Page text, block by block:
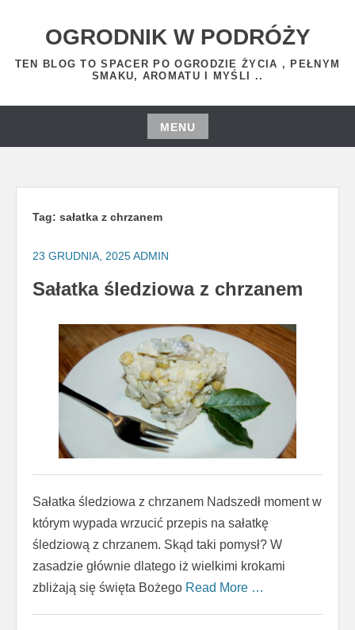
OGRODNIK W PODRÓŻY
TEN BLOG TO SPACER PO OGRODZIE ŻYCIA , PEŁNYM
SMAKU, AROMATU I MYŚLI ..
MENU
Skip
content
Tag: sałatka z chrzanem
23 GRUDNIA, 2025ADMIN
Sałatka śledziowa z chrzanem
Sałatka śledziowa z chrzanem Nadszedł moment w
którym wypada wrzucić przepis na sałatkę
śledziową z chrzanem. Skąd taki pomysł? W
zasadzie głównie dlatego iż wielkimi krokami
zbliżają się święta Bożego Read More …